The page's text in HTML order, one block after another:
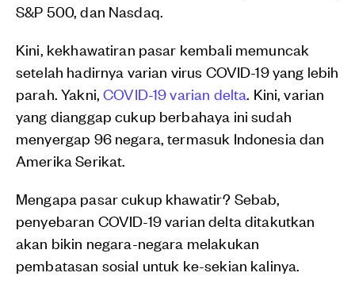
S&P 500, dan Nasdaq.
Kini, kekhawatiran pasar kembali memuncak
setelah hadirnya varian virus COVID-19 yang lebih
parah. Yakni,COVID-19 varian delta. Kini, varian
yang dianggap cukup berbahaya ini sudah
menyergap 96 negara, termasuk Indonesia dan
Amerika Serikat.
Mengapa pasar cukup khawatir? Sebab,
penyebaran COVID-19 varian delta ditakutkan
akan bikin negara-negara melakukan
pembatasan sosial untuk ke-sekian kalinya.